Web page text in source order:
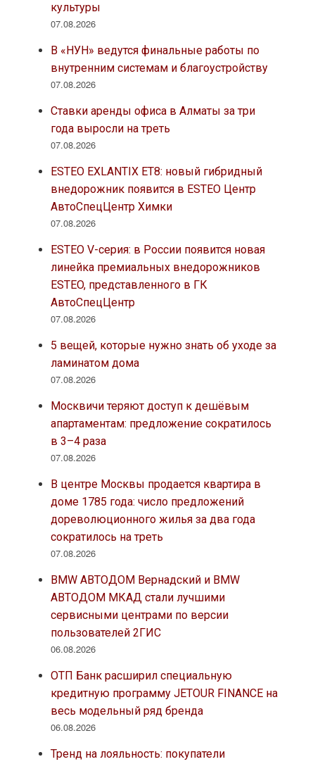
культуры
07.08.2026
В «НУН» ведутся финальные работы по
внутренним системам и благоустройству
07.08.2026
Ставки аренды офиса в Алматы за три
года выросли на треть
07.08.2026
ESTEO EXLANTIX ET8: новый гибридный
внедорожник появится в ESTEO Центр
АвтоСпецЦентр Химки
07.08.2026
ESTEO V-серия: в России появится новая
линейка премиальных внедорожников
ESTEO, представленного в ГК
АвтоСпецЦентр
07.08.2026
5 вещей, которые нужно знать об уходе за
ламинатом дома
07.08.2026
Москвичи теряют доступ к дешёвым
апартаментам: предложение сократилось
в 3–4 раза
07.08.2026
В центре Москвы продается квартира в
доме 1785 года: число предложений
дореволюционного жилья за два года
сократилось на треть
07.08.2026
BMW АВТОДОМ Вернадский и BMW
АВТОДОМ МКАД стали лучшими
сервисными центрами по версии
пользователей 2ГИС
06.08.2026
ОТП Банк расширил специальную
кредитную программу JETOUR FINANCE на
весь модельный ряд бренда
06.08.2026
Тренд на лояльность: покупатели